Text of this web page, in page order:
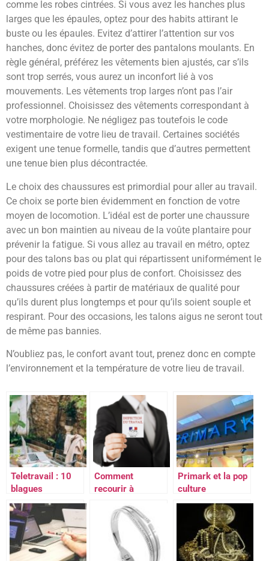
comme les robes cintrées. Si vous avez les hanches plus
larges que les épaules, optez pour des habits attirant le
buste ou les épaules. Evitez d’attirer l’attention sur vos
hanches, donc évitez de porter des pantalons moulants. En
règle général, préférez les vêtements bien ajustés, car s’ils
sont trop serrés, vous aurez un inconfort lié à vos
mouvements. Les vêtements trop larges n’ont pas l’air
professionnel. Choisissez des vêtements correspondant à
votre morphologie. Ne négligez pas toutefois le code
vestimentaire de votre lieu de travail. Certaines sociétés
exigent une tenue formelle, tandis que d’autres permettent
une tenue bien plus décontractée.
Le choix des chaussures est primordial pour aller au travail.
Ce choix se porte bien évidemment en fonction de votre
moyen de locomotion. L’idéal est de porter une chaussure
avec un bon maintien au niveau de la voûte plantaire pour
prévenir la fatigue. Si vous allez au travail en métro, optez
pour des talons bas ou plat qui répartissent uniformément le
poids de votre pied pour plus de confort. Choisissez des
chaussures créées à partir de matériaux de qualité pour
qu’ils durent plus longtemps et pour qu’ils soient souple et
respirant. Pour des occasions, les talons aigus ne seront tout
de même pas bannies.
N’oubliez pas, le confort avant tout, prenez donc en compte
l’environnement et la température de votre lieu de travail.
Teletravail : 10
blagues
hilarantes pour le
1er avril
Comment
recourir à
travail dans la
Bretagne?
Primark et la pop
culture